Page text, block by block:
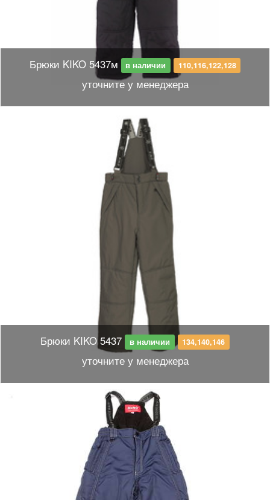
Брюки KIKO 5437м в наличии 110,116,122,128
уточните у менеджера
Брюки KIKO 5437 в наличии 134,140,146
уточните у менеджера